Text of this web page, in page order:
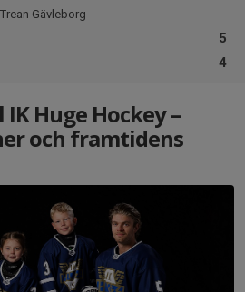
Gävleborg
5
4
Huge Hockey –
och framtidens